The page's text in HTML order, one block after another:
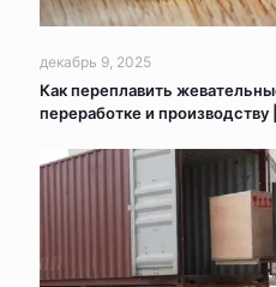
декабрь 9, 2025
Как переплавить
переработке и